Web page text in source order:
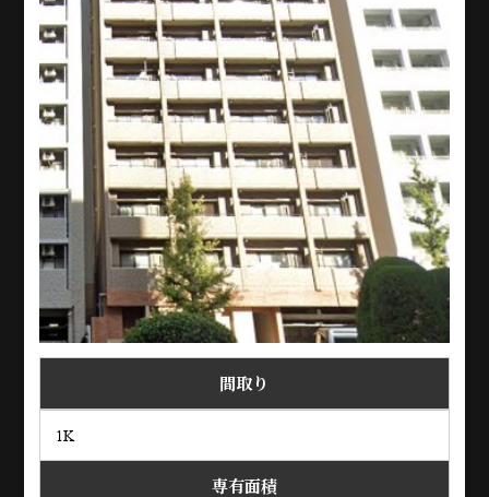
間取り
1K
専有面積